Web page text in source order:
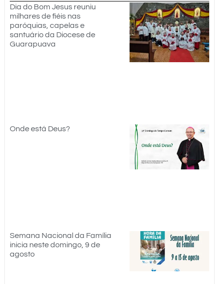
Dia do Bom Jesus reuniu
milhares de fiéis nas
paróquias, capelas e
santuário da Diocese de
Guarapuava
Onde está Deus?
Semana Nacional da Família
inicia neste domingo, 9 de
agosto